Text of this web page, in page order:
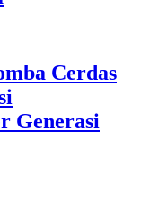
Cerdas
Generasi